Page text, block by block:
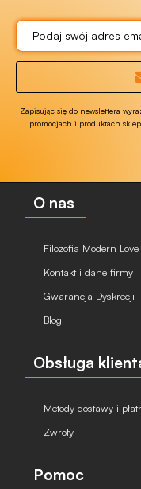
Zapisując się do newslettera
promocjach i produktach
O nas
Filozofia Modern Love
Kontakt i dane firmy
Gwarancja Dyskrecji
Blog
Obsługa
Metody dostawy i
Zwroty
Pomoc